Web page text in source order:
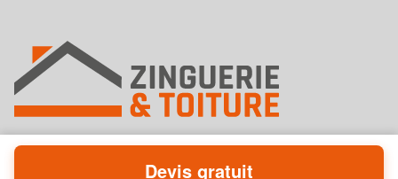
Devis gratuit